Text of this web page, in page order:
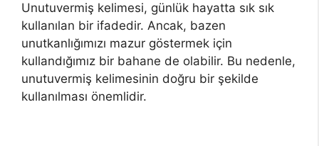
Unutuvermiş kelimesi, günlük hayatta sık sık
kullanılan bir ifadedir. Ancak, bazen
unutkanlığımızı mazur göstermek için
kullandığımız bir bahane de olabilir. Bu nedenle,
unutuvermiş kelimesinin doğru bir şekilde
kullanılması önemlidir.